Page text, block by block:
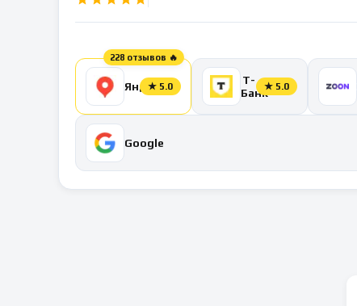
228 отзывов 🔥
Яндекс
★ 5.0
Т-
Банк★ 5.0
Google